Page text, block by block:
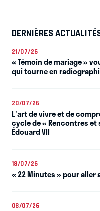
DERNIÈRES
21/07/26
« Témoin de mariage »
qui tourne en
20/07/26
L'art de vivre et de
cycle de « Rencontres
Édouard VII
18/07/26
« 22 Minutes » pour
08/07/26